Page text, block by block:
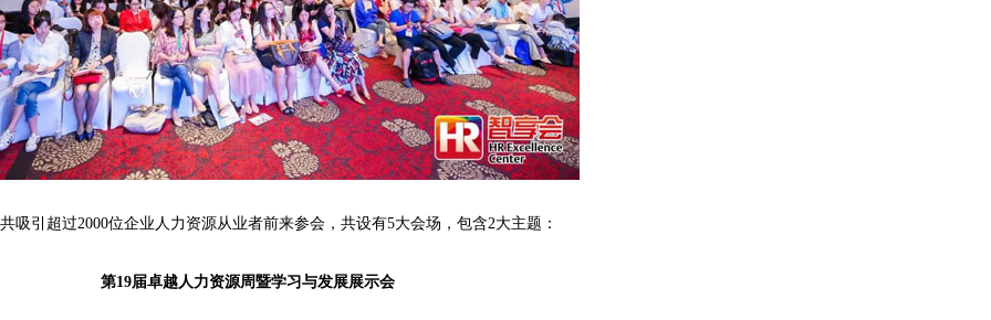
吸引超过2000位企业人力资源从业者前来参会，共设有5大会场，包含2大主题：
第19届卓越人力资源周暨学习与发展展示会